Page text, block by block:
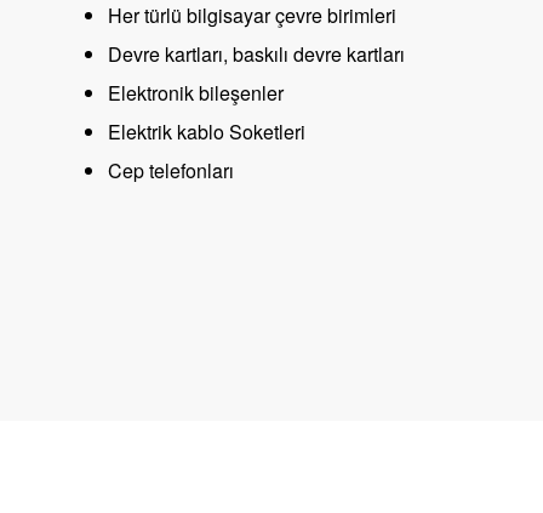
Her türlü bilgisayar çevre birimleri
Devre kartları, baskılı devre kartları
Elektronik bileşenler
Elektrik kablo Soketleri
Cep telefonları